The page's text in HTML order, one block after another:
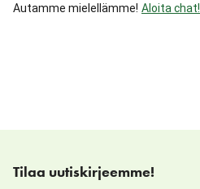
Autamme mielellämme! Aloita chat!
Tilaa uutiskirjeemme!